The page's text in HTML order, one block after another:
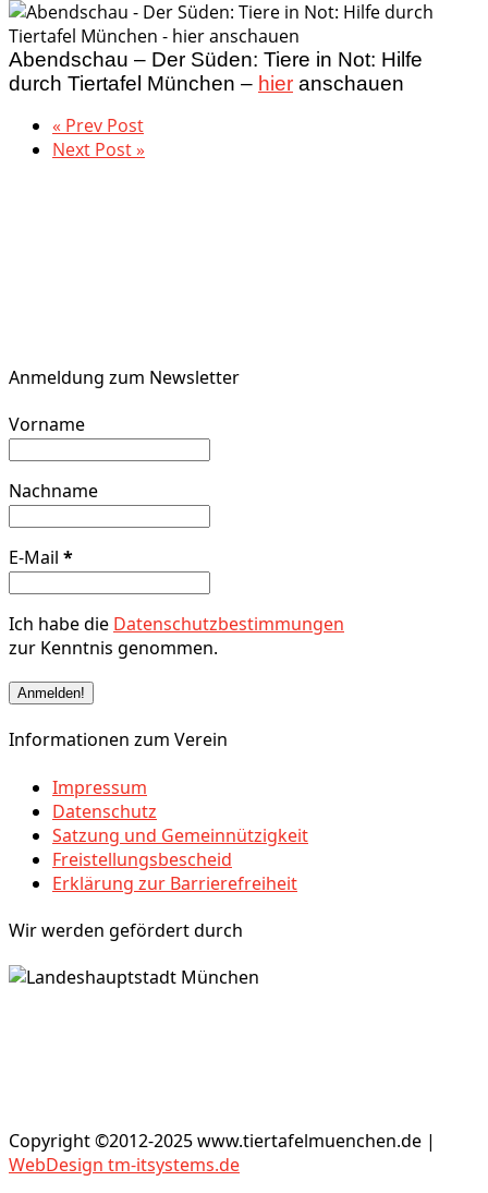
Abendschau – Der Süden: Tiere in Not: Hilfe
durch Tiertafel München – hier anschauen
« Prev Post
Next Post »
Anmeldung zum Newsletter
Vorname
Nachname
E-Mail *
Ich habe die Datenschutzbestimmungen
zur Kenntnis genommen.
Informationen zum Verein
Impressum
Datenschutz
Satzung und Gemeinnützigkeit
Freistellungsbescheid
Erklärung zur Barrierefreiheit
Wir werden gefördert durch
Copyright ©2012-2025 www.tiertafelmuenchen.de |
WebDesign tm-itsystems.de